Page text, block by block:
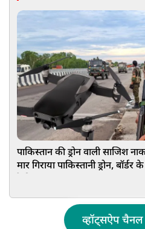
पाकिस्तान की ड्रोन वाली साजिश
मार गिराया पाकिस्तानी ड्रोन,
व्हॉट्सऐप